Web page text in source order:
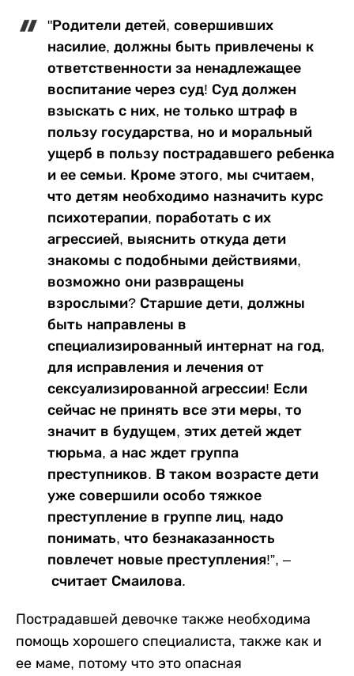
"Родители детей, совершивших
насилие, должны быть привлечены к
ответственности за ненадлежащее
воспитание через суд! Суд должен
взыскать с них, не только штраф в
пользу государства, но и моральный
ущерб в пользу пострадавшего ребенка
и ее семьи. Кроме этого, мы считаем,
что детям необходимо назначить курс
психотерапии, поработать с их
агрессией, выяснить откуда дети
знакомы с подобными действиями,
возможно они развращены
взрослыми? Старшие дети, должны
быть направлены в
специализированный интернат на год,
для исправления и лечения от
сексуализированной агрессии! Если
сейчас не принять все эти меры, то
значит в будущем, этих детей ждет
тюрьма, а нас ждет группа
преступников. В таком возрасте дети
уже совершили особо тяжкое
преступление в группе лиц, надо
понимать, что безнаказанность
повлечет новые преступления!”, –
считает Смаилова.
Пострадавшей девочке также необходима
помощь хорошего специалиста, также как и
ее маме, потому что это опасная